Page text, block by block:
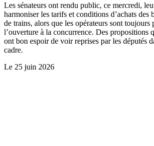
Les sénateurs ont rendu public, ce mercredi,
harmoniser les tarifs et conditions d’achats des
de trains, alors que les opérateurs sont toujours
l’ouverture à la concurrence. Des propositions
ont bon espoir de voir reprises par les députés
cadre.
Le 25 juin 2026